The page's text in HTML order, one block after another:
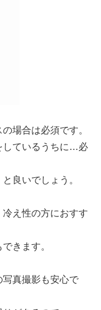
場合は必須です。
しているうちに…必
良いでしょう。
え性の方におすす
きます。
真撮影も安心で